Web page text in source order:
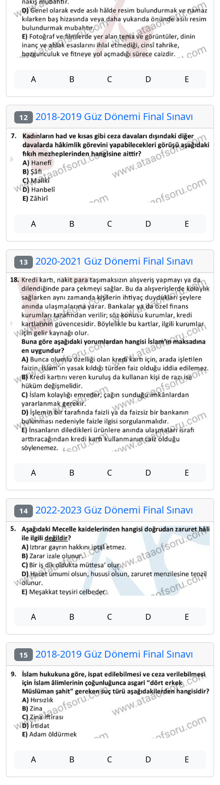
A B C D E
12 2018-2019 Güz Dönemi Final Sınavı
A B C D E
13 2020-2021 Güz Dönemi Final Sınavı
A B C D E
14 2022-2023 Güz Dönemi Final Sınavı
A B C D E
15 2018-2019 Güz Dönemi Final Sınavı
A B C D E